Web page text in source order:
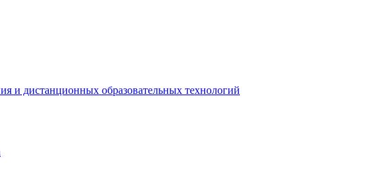
и дистанционных образовательных технологий